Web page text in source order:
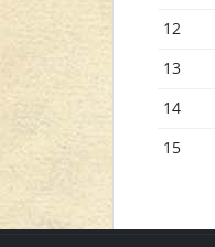
12
13
14
15